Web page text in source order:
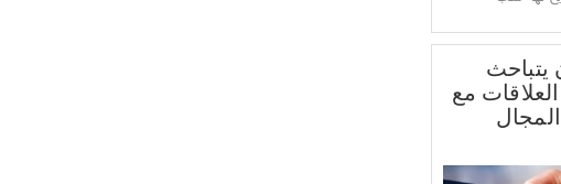
يتباحث
مع